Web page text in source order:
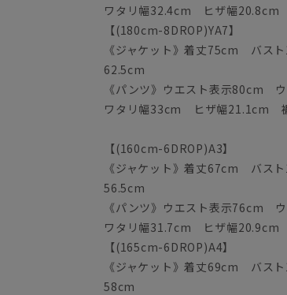
ワタリ幅32.4cm ヒザ幅
【(180cm-8DROP)YA7】
《ジャケット》着丈75cm バ
62.5cm
《パンツ》ウエスト表示80cm
ワタリ幅33cm ヒザ幅21.1cm
【(160cm-6DROP)A3】
《ジャケット》着丈67cm バ
56.5cm
《パンツ》ウエスト表示76cm
ワタリ幅31.7cm ヒザ幅
【(165cm-6DROP)A4】
《ジャケット》着丈69cm バ
58cm